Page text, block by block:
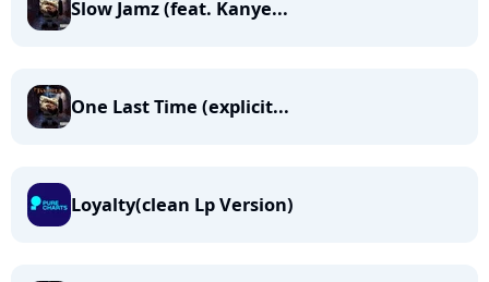
Slow Jamz (feat. Kanye...
One Last Time (explicit...
Loyalty(clean Lp Version)